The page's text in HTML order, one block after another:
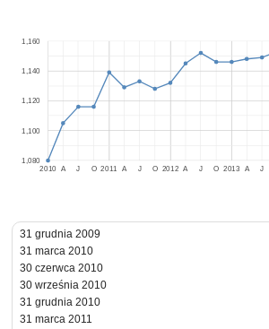
2010 2011 2012 2013
A J O A J O A J O A J
1,080
1,100
1,120
1,140
1,160
31 grudnia 2009
31 marca 2010
30 czerwca 2010
30 września 2010
31 grudnia 2010
31 marca 2011